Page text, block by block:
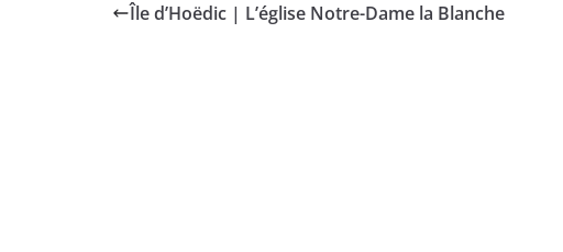
Île d’Hoëdic | L’église Notre-Dame la Blanche